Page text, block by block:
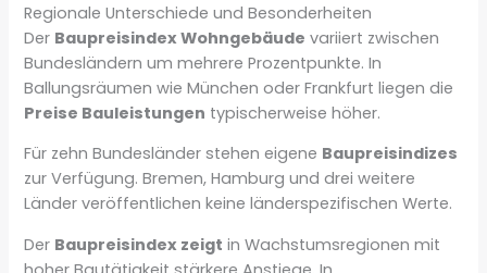
Regionale Unterschiede und Besonderheiten
Der Baupreisindex Wohngebäude variiert zwischen
Bundesländern um mehrere Prozentpunkte. In
Ballungsräumen wie München oder Frankfurt liegen die
Preise Bauleistungen typischerweise höher.
Für zehn Bundesländer stehen eigene Baupreisindizes
zur Verfügung. Bremen, Hamburg und drei weitere
Länder veröffentlichen keine länderspezifischen Werte.
Der Baupreisindex zeigt in Wachstumsregionen mit